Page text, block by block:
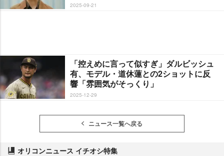
2025-09-21
「控えめに言って似すぎ」ダルビッシュ
有、モデル・道休蓮との2ショットに反
響「雰囲気がそっくり」
2025-12-29
ニュース一覧へ戻る
オリコンニュース イチオシ特集